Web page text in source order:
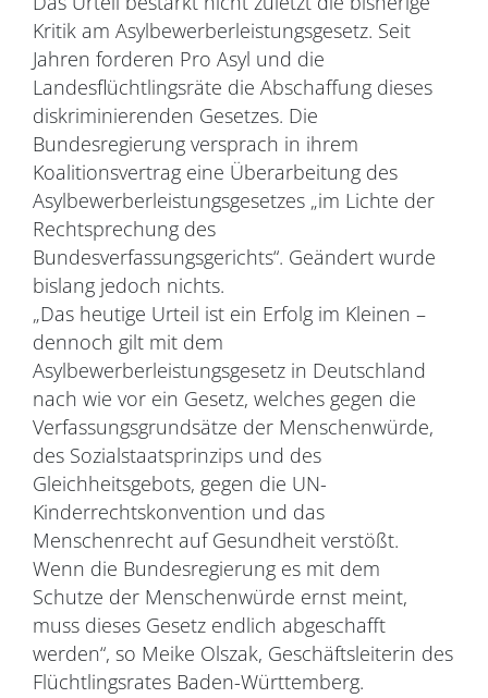
Kritik am Asylbewerberleistungsgesetz. Seit
Jahren forderen Pro Asyl und die
Landesflüchtlingsräte die Abschaffung dieses
diskriminierenden Gesetzes. Die
Bundesregierung versprach in ihrem
Koalitionsvertrag eine Überarbeitung des
Asylbewerberleistungsgesetzes „im Lichte der
Rechtsprechung des
Bundesverfassungsgerichts“. Geändert wurde
bislang jedoch nichts.
„Das heutige Urteil ist ein Erfolg im Kleinen –
dennoch gilt mit dem
Asylbewerberleistungsgesetz in Deutschland
nach wie vor ein Gesetz, welches gegen die
Verfassungsgrundsätze der Menschenwürde,
des Sozialstaatsprinzips und des
Gleichheitsgebots, gegen die UN-
Kinderrechtskonvention und das
Menschenrecht auf Gesundheit verstößt.
Wenn die Bundesregierung es mit dem
Schutze der Menschenwürde ernst meint,
muss dieses Gesetz endlich abgeschafft
werden“, so Meike Olszak, Geschäftsleiterin des
Flüchtlingsrates Baden-Württemberg.